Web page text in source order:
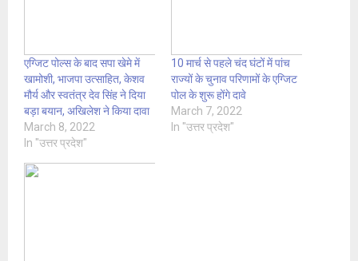
एग्जिट पोल्स के बाद सपा खेमे में
खामोशी, भाजपा उत्साहित, केशव
मौर्य और स्वतंत्र देव सिंह ने दिया
बड़ा बयान, अखिलेश ने किया दावा
March 8, 2022
In "उत्तर प्रदेश"
10 मार्च से पहले चंद घंटों में पांच
राज्यों के चुनाव परिणामों के एग्जिट
पोल के शुरू होंगे दावे
March 7, 2022
In "उत्तर प्रदेश"